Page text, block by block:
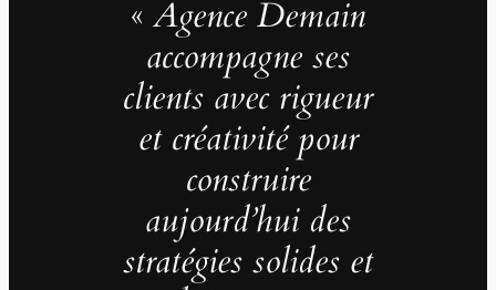
«Agence Demain
accompagne ses
clients avec rigueur
et créativité pour
construire
aujourd’hui des
stratégies solides et